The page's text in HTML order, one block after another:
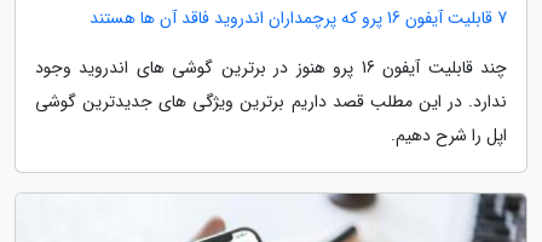
7 قابلیت آیفون 16 پرو که پرچمداران اندروید فاقد آن ها هستند
چند قابلیت آیفون 16 پرو هنوز در برترین گوشی های اندروید وجود
ندارد. در این مطلب قصد داریم برترین ویژگی های جدیدترین گوشی
اپل را شرح دهیم.